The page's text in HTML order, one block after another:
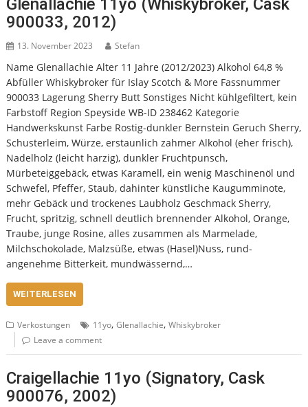
Glenallachie 11yo (Whiskybroker, Cask
900033, 2012)
13. November 2023 Stefan
Name Glenallachie Alter 11 Jahre (2012/2023) Alkohol 64,8 %
Abfüller Whiskybroker für Islay Scotch & More Fassnummer
900033 Lagerung Sherry Butt Sonstiges Nicht kühlgefiltert, kein
Farbstoff Region Speyside WB-ID 238462 Kategorie
Handwerkskunst Farbe Rostig-dunkler Bernstein Geruch Sherry,
Schusterleim, Würze, erstaunlich zahmer Alkohol (eher frisch),
Nadelholz (leicht harzig), dunkler Fruchtpunsch,
Mürbeteiggebäck, etwas Karamell, ein wenig Maschinenöl und
Schwefel, Pfeffer, Staub, dahinter künstliche Kaugumminote,
mehr Gebäck und trockenes Laubholz Geschmack Sherry,
Frucht, spritzig, schnell deutlich brennender Alkohol, Orange,
Traube, junge Rosine, alles zusammen als Marmelade,
Milchschokolade, Malzsüße, etwas (Hasel)Nuss, rund-
angenehme Bitterkeit, mundwässernd,…
WEITERLESEN
Verkostungen 11yo,Glenallachie,Whiskybroker
Leave a comment
Craigellachie 11yo (Signatory, Cask
900076, 2002)